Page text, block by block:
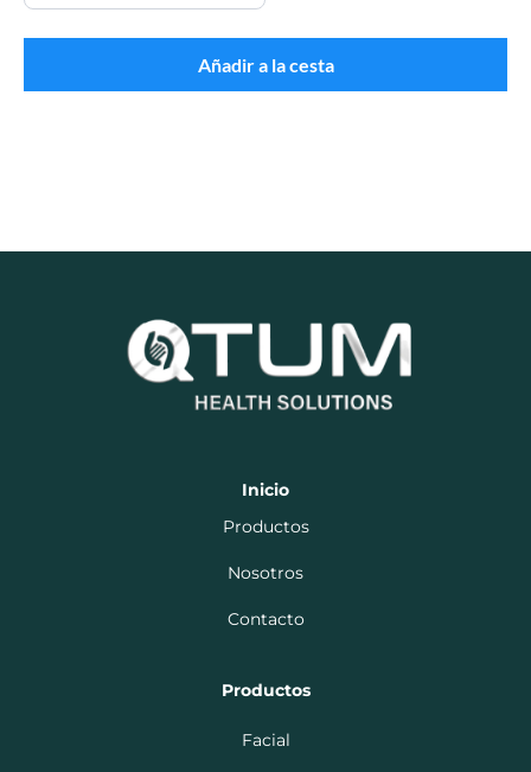
Añadir a la cesta
Inicio
Productos
Nosotros
Contacto
Productos
Facial